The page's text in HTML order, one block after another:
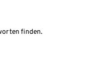
finden.